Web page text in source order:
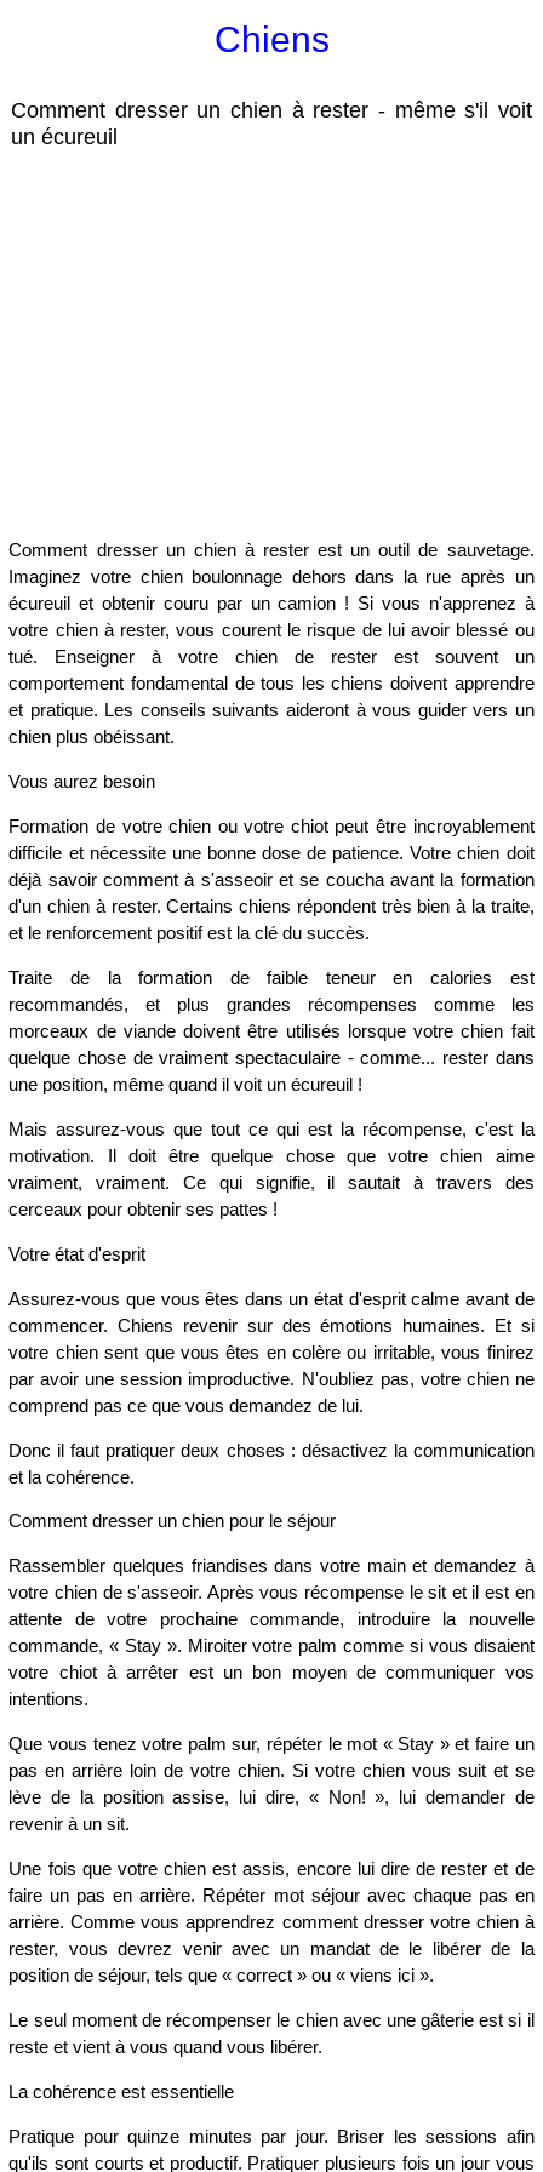
Chiens
Comment dresser un chien à rester - même s'il voit
un écureuil
Comment dresser un chien à rester est un outil de sauvetage.
Imaginez votre chien boulonnage dehors dans la rue après un
écureuil et obtenir couru par un camion ! Si vous n'apprenez à
votre chien à rester, vous courent le risque de lui avoir blessé ou
tué. Enseigner à votre chien de rester est souvent un
comportement fondamental de tous les chiens doivent apprendre
et pratique. Les conseils suivants aideront à vous guider vers un
chien plus obéissant.
Vous aurez besoin
Formation de votre chien ou votre chiot peut être incroyablement
difficile et nécessite une bonne dose de patience. Votre chien doit
déjà savoir comment à s'asseoir et se coucha avant la formation
d'un chien à rester. Certains chiens répondent très bien à la traite,
et le renforcement positif est la clé du succès.
Traite de la formation de faible teneur en calories est
recommandés, et plus grandes récompenses comme les
morceaux de viande doivent être utilisés lorsque votre chien fait
quelque chose de vraiment spectaculaire - comme... rester dans
une position, même quand il voit un écureuil !
Mais assurez-vous que tout ce qui est la récompense, c'est la
motivation. Il doit être quelque chose que votre chien aime
vraiment, vraiment. Ce qui signifie, il sautait à travers des
cerceaux pour obtenir ses pattes !
Votre état d'esprit
Assurez-vous que vous êtes dans un état d'esprit calme avant de
commencer. Chiens revenir sur des émotions humaines. Et si
votre chien sent que vous êtes en colère ou irritable, vous finirez
par avoir une session improductive. N'oubliez pas, votre chien ne
comprend pas ce que vous demandez de lui.
Donc il faut pratiquer deux choses : désactivez la communication
et la cohérence.
Comment dresser un chien pour le séjour
Rassembler quelques friandises dans votre main et demandez à
votre chien de s'asseoir. Après vous récompense le sit et il est en
attente de votre prochaine commande, introduire la nouvelle
commande, « Stay ». Miroiter votre palm comme si vous disaient
votre chiot à arrêter est un bon moyen de communiquer vos
intentions.
Que vous tenez votre palm sur, répéter le mot « Stay » et faire un
pas en arrière loin de votre chien. Si votre chien vous suit et se
lève de la position assise, lui dire, « Non! », lui demander de
revenir à un sit.
Une fois que votre chien est assis, encore lui dire de rester et de
faire un pas en arrière. Répéter mot séjour avec chaque pas en
arrière. Comme vous apprendrez comment dresser votre chien à
rester, vous devrez venir avec un mandat de le libérer de la
position de séjour, tels que « correct » ou « viens ici ».
Le seul moment de récompenser le chien avec une gâterie est si il
reste et vient à vous quand vous libérer.
La cohérence est essentielle
Pratique pour quinze minutes par jour. Briser les sessions afin
qu'ils sont courts et productif. Pratiquer plusieurs fois un jour vous